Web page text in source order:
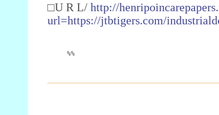
□U R L/ http://
url=https://jtbtigers.com/
%%